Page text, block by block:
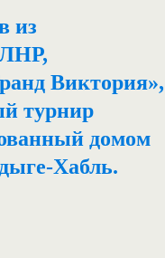
из
ЛНР,
Виктория»,
турнир
домом
Хабль.